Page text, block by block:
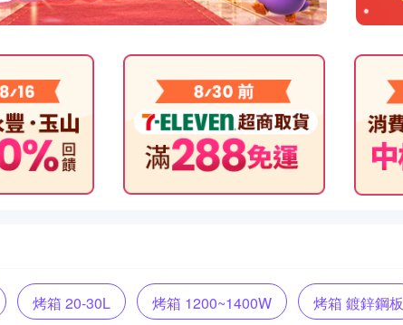
烤箱 20-30L 烤箱 1200~1400W 烤箱 鍍鋅鋼板